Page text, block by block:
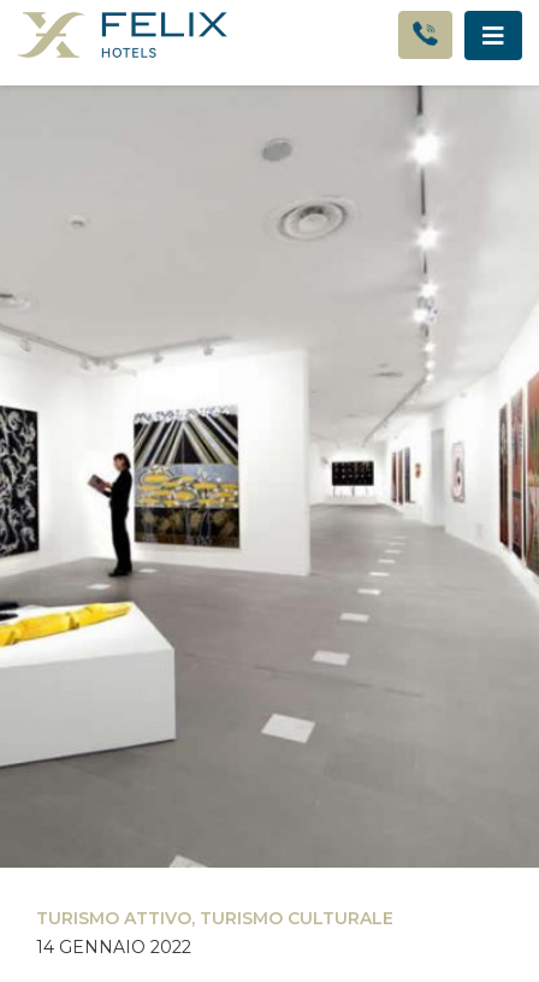
TURISMO ATTIVO, TURISMO CULTURALE
14 GENNAIO 2022